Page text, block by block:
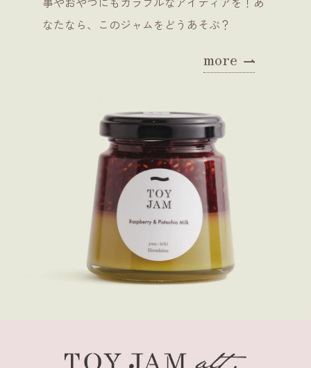
なたなら、このジャムをどうあそぶ？
more